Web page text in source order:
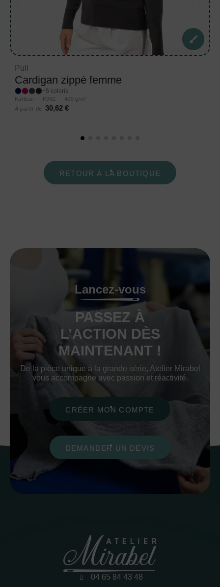
Pull
Cardigan zippé femme
+5 coloris
Kariban — K962 — 400 g/m²
À partir de
30,62 €
RETOUR À LA BOUTIQUE
Lancez-vous
PASSEZ À
L’ACTION DÈS
MAINTENANT !
De la pièce unique à la grande série, Atelier Mirabel
vous accompagne avec passion et réactivité.
CRÉER MON COMPTE
DEMANDER UN DEVIS
04 65 84 43 48